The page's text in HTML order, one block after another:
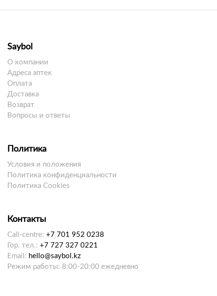
Saybol
О компании
Адреса аптек
Оплата
Доставка
Возврат
Вопросы и ответы
Политика
Условия и положения
Политика конфиденциальности
Политика Cookies
Контакты
Call-centre: +7 701 952 0238
Гор. тел.: +7 727 327 0221
Email: hello@saybol.kz
Режим работы: 8:00-20:00 ежедневно